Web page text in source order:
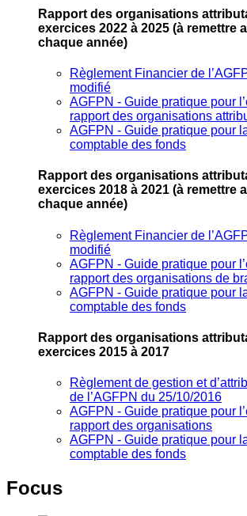
Rapport des organisations
exercices 2022 à 2025 (à remettre
chaque année)
Règlement Financier de
modifié
AGFPN ‐ Guide pratique pour
rapport des organisations
AGFPN ‐ Guide pratique pour
comptable des fonds
Rapport des organisations
exercices 2018 à 2021 (à remettre
chaque année)
Règlement Financier de
modifié
AGFPN ‐ Guide pratique pour
rapport des organisations de
AGFPN ‐ Guide pratique pour
comptable des fonds
Rapport des organisations
exercices 2015 à 2017
Règlement de gestion et
de l’AGFPN du 25/10/2016
AGFPN ‐ Guide pratique pour
rapport des organisations
AGFPN ‐ Guide pratique pour
comptable des fonds
Focus